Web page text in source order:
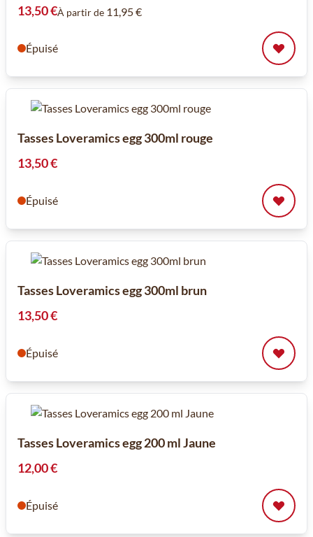
13,50 €À partir de 11,95 €
Épuisé
Tasses Loveramics egg 300ml rouge
13,50 €
Épuisé
Tasses Loveramics egg 300ml brun
13,50 €
Épuisé
Tasses Loveramics egg 200 ml Jaune
12,00 €
Épuisé